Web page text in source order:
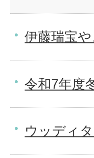
伊藤瑞宝
令和7年度
ウッディ